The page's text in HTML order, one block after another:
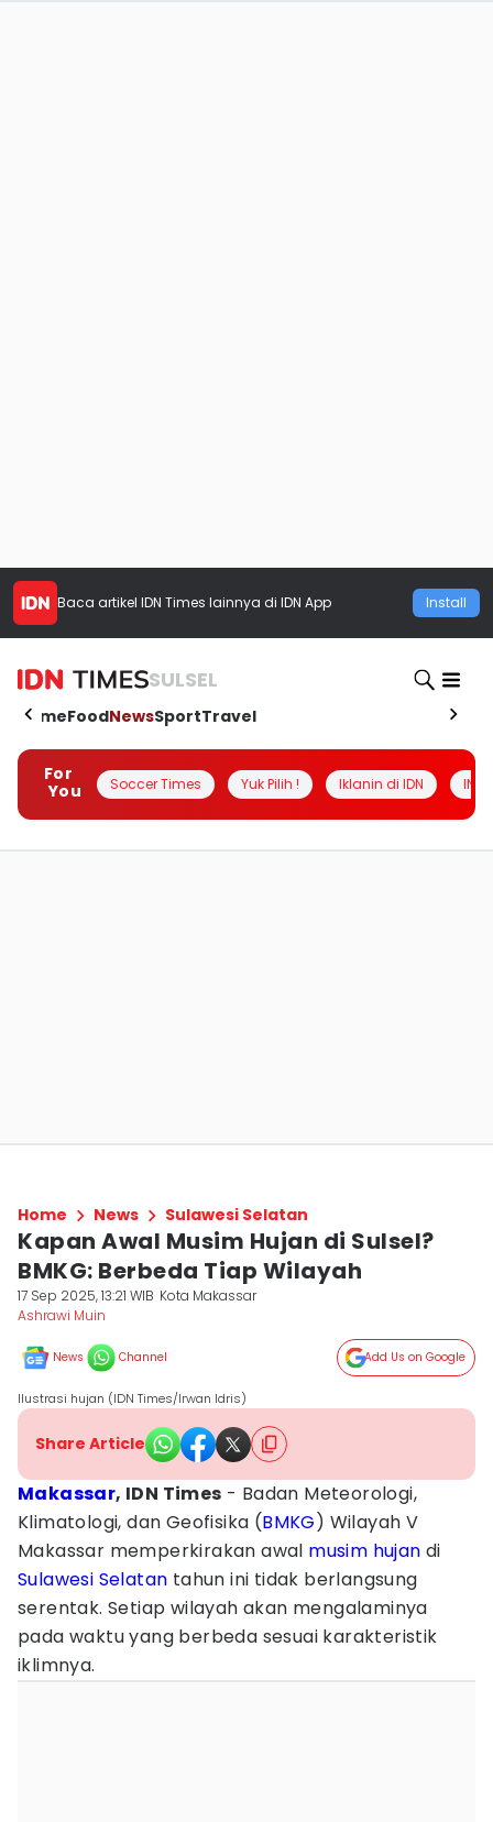
Baca artikel IDN Times lainnya di IDN App Install
SULSEL
HomeFoodNewsSportTravel
For
You
Soccer Times Yuk Pilih ! Iklanin di IDN
Home News Sulawesi Selatan
Kapan Awal Musim Hujan di Sulsel?
BMKG: Berbeda Tiap Wilayah
17 Sep 2025, 13:21 WIB Kota Makassar
Ashrawi Muin
News Channel Add Us on Google
Ilustrasi hujan (IDN Times/Irwan Idris)
Share Article
Makassar, IDN Times - Badan Meteorologi,
Klimatologi, dan Geofisika (BMKG) Wilayah V
Makassar memperkirakan awal musim hujan di
Sulawesi Selatan tahun ini tidak berlangsung
serentak. Setiap wilayah akan mengalaminya
pada waktu yang berbeda sesuai karakteristik
iklimnya.